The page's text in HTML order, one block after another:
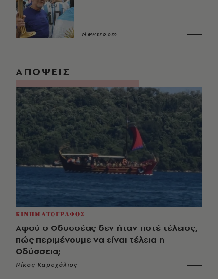
Newsroom
ΑΠΟΨΕΙΣ
ΚΙΝΗΜΑΤΟΓΡΑΦΟΣ
Αφού ο Οδυσσέας δεν ήταν ποτέ τέλειος,
πώς περιμένουμε να είναι τέλεια η
Οδύσσεια;
Νίκος Καραχάλιος